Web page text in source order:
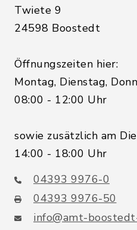
Twiete 9
24598 Boostedt
Öffnungszeiten hier:
Montag, Dienstag,
08:00 - 12:00 Uhr
sowie zusätzlich am
14:00 - 18:00 Uhr
04393 9976-0
04393 9976-50
info@amt-